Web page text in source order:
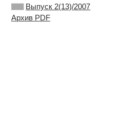
Выпуск 2(13)/2007
Архив PDF